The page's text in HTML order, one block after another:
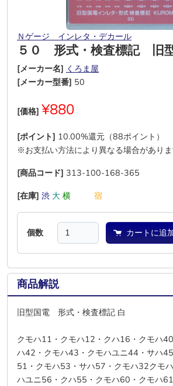
Ｎゲージ インレタ・デカール
５０ 形式・検査標記 旧
[メーカー名] くろま屋
[メーカー型番] 50
[価格] ¥880
[ポイント] 10.00%還元（88ポイント）
※お支払い方法により異なる場合がありま
[商品コード] 313-100-168-365
[在庫] 渋 大 横 宿
個数 カートに追
商品解説
旧型国電 形式・検査標記 白
クモハ11・クモハ12・クハ16・クモハ
ハ42・クモハ43・クモハユニ44・サハ
51・クモハ53・サハ57・クモハ32クモ
ハユニ56・クハ55・クモハ60・クモハ